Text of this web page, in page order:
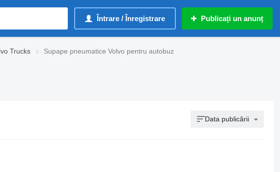
Întrare / Înregistrare Publicați un anunț
Trucks Supape pneumatice Volvo pentru autobuz
Data publicării